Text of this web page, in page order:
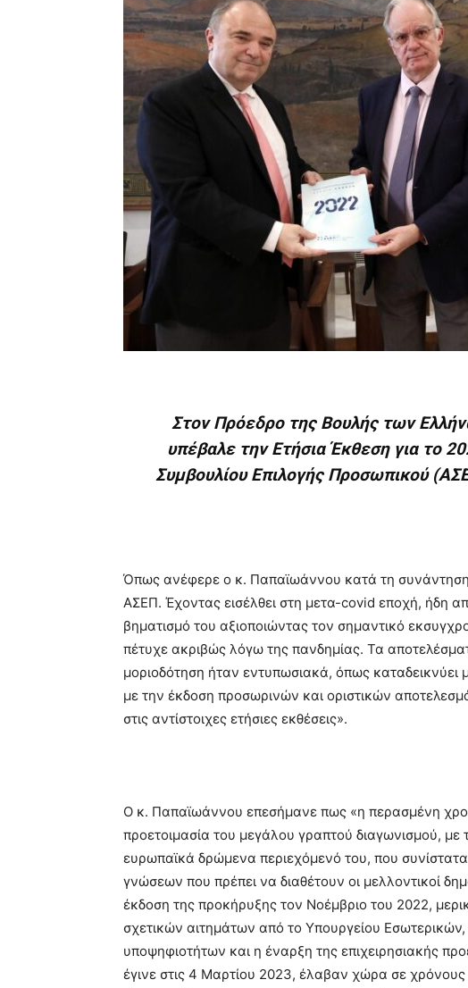
Στον Πρόεδρο της Βουλής των
υπέβαλε την Ετήσια Έκθεση για το
Συμβουλίου Επιλογής Προσωπικού
Όπως ανέφερε ο κ. Παπαϊωάννου κατά τη συνάντηση
ΑΣΕΠ. Έχοντας εισέλθει στη μετα-covid εποχή, ήδη
βηματισμό του αξιοποιώντας τον σημαντικό
πέτυχε ακριβώς λόγω της πανδημίας. Τα
μοριοδότηση ήταν εντυπωσιακά, όπως καταδεικνύει
με την έκδοση προσωρινών και οριστικών
στις αντίστοιχες ετήσιες εκθέσεις».
Ο κ. Παπαϊωάννου επεσήμανε πως «η περασμένη
προετοιμασία του μεγάλου γραπτού διαγωνισμού, με
ευρωπαϊκά δρώμενα περιεχόμενό του, που
γνώσεων που πρέπει να διαθέτουν οι μελλοντικοί
έκδοση της προκήρυξης τον Νοέμβριο του 2022,
σχετικών αιτημάτων από το Υπουργείου
υποψηφιοτήτων και η έναρξη της επιχειρησιακής
έγινε στις 4 Μαρτίου 2023, έλαβαν χώρα σε